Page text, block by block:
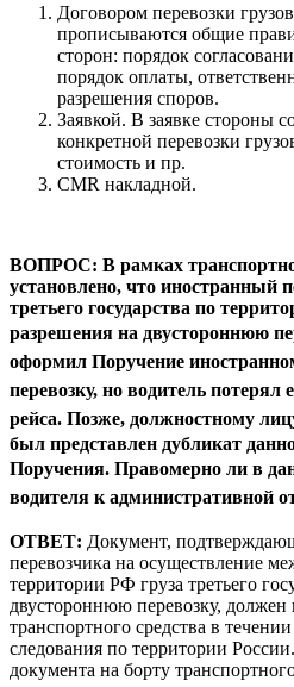
Договором перевозки
прописываются общие
сторон: порядок
порядок оплаты,
разрешения споров.
Заявкой. В заявке стороны
конкретной перевозки
стоимость и пр.
CMR накладной.
ВОПРОС: В рамках
установлено, что иностранный
третьего государства по
разрешения на двустороннюю
оформил Поручение
перевозку, но водитель потерял
рейса. Позже, должностному
был представлен дубликат
Поручения. Правомерно ли в
водителя к административной
ОТВЕТ: Документ,
перевозчика на осуществление
территории РФ груза третьего
двустороннюю перевозку, должен
транспортного средства в
следования по территории
документа на борту